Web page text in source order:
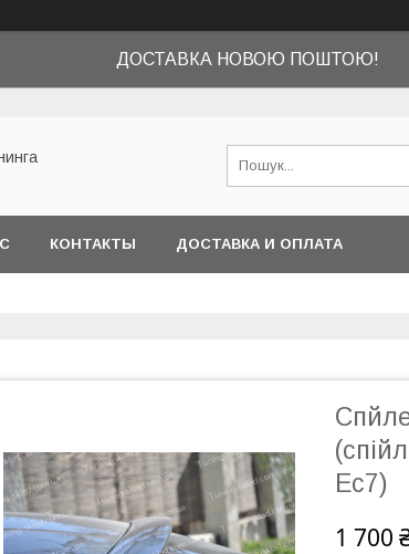
ДОСТАВКА НОВОЮ ПОШТОЮ!
КОНТАКТЫ ДОСТАВКА И ОПЛАТА
Ес7)
1 700